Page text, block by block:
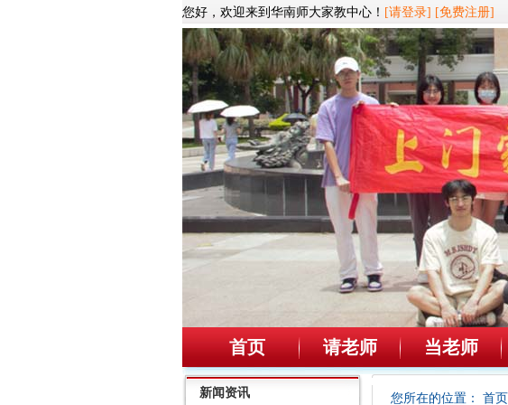
您好，欢迎来到华南师大家教中心！ [请登录] [免费注册]
首页 请老师 当老师
新闻资讯 您所在的位置： 首页